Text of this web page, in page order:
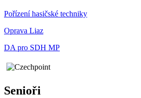
Pořízení hasičské techniky
Oprava Liaz
DA pro SDH MP
Senioři